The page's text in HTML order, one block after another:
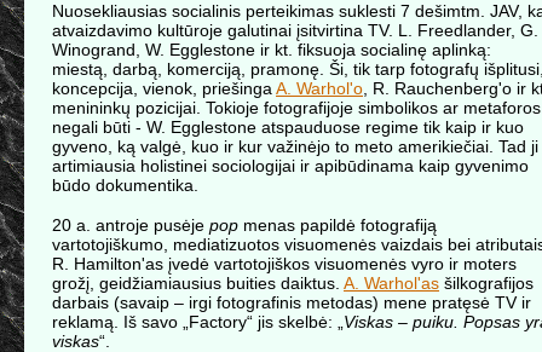
Nuosekliausias socialinis perteikimas suklesti 7 dešimtm. JAV,
atvaizdavimo kultūroje galutinai įsitvirtina TV. L. Freedlander, G.
Winogrand, W. Egglestone ir kt. fiksuoja socialinę aplinką:
miestą, darbą, komerciją, pramonę. Ši, tik tarp fotografų
koncepcija, vienok, priešinga A. Warhol'o , R. Rauchenberg'o ir
menininkų pozicijai. Tokioje fotografijoje simbolikos ar metaforos
negali būti - W. Egglestone atspauduose regime tik kaip ir kuo
gyveno, ką valgė, kuo ir kur važinėjo to meto amerikiečiai. Tad ji
artimiausia holistinei sociologijai ir apibūdinama kaip gyvenimo
būdo dokumentika.
20 a. antroje pusėje pop menas papildė fotografiją
vartotojiškumo, mediatizuotos visuomenės vaizdais bei
R. Hamilton'as įvedė vartotojiškos visuomenės vyro ir moters
grožį, geidžiamiausius buities daiktus. A. Warhol'as šilkografijos
darbais (savaip – irgi fotografinis metodas) mene pratęsė TV ir
reklamą. Iš savo „Factory“ jis skelbė: „ Viskas – puiku. Popsas
viskas“.